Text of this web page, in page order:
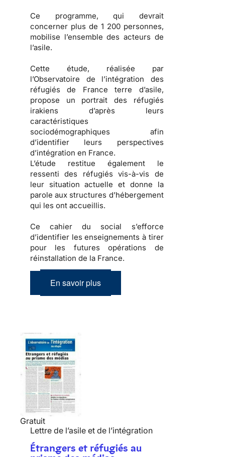
Ce programme, qui devrait
concerner plus de 1 200 personnes,
mobilise l’ensemble des acteurs de
l’asile.
Cette étude, réalisée par
l’Observatoire de l’intégration des
réfugiés de France terre d’asile,
propose un portrait des réfugiés
irakiens d’après leurs
caractéristiques
sociodémographiques afin
d’identifier leurs perspectives
d’intégration en France.
L’étude restitue égalementle
ressenti des réfugiés vis-à-vis de
leur situation actuelle et donne la
parole aux structures d’hébergement
qui les ont accueillis.
Ce cahier du social s’efforce
d’identifier les enseignements à tirer
pour les futures opérations de
réinstallation de la France.
En savoir plus
Gratuit
Lettre de l’asile et de l’intégration
Étrangers et réfugiés au